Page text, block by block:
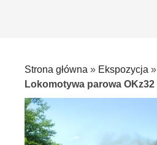
Strona główna » Ekspozycja »
Lokomotywa parowa OKz32